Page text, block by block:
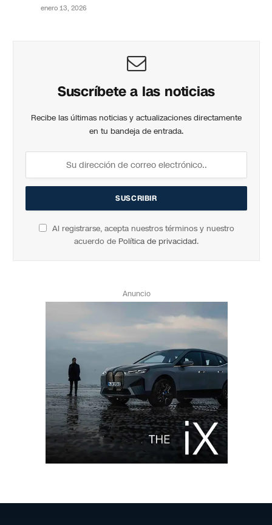
enero 13, 2026
Suscríbete a las noticias
Recibe las últimas noticias y actualizaciones directamente
en tu bandeja de entrada.
Al registrarse, acepta nuestros términos y nuestro
acuerdo de Política de privacidad.
Anuncio